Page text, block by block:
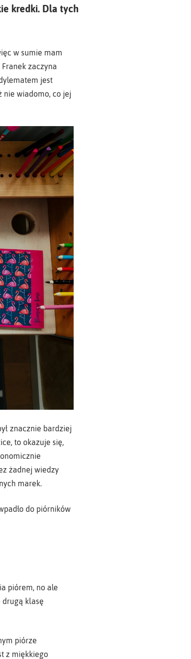
kredki. Dla tych
w sumie mam
zaczyna
jest
nie wiadomo, co jej
znacznie bardziej
to okazuje się,
żadnej wiedzy
marek.
do piórników
piórem, no ale
drugą klasę
piórze
z miękkiego